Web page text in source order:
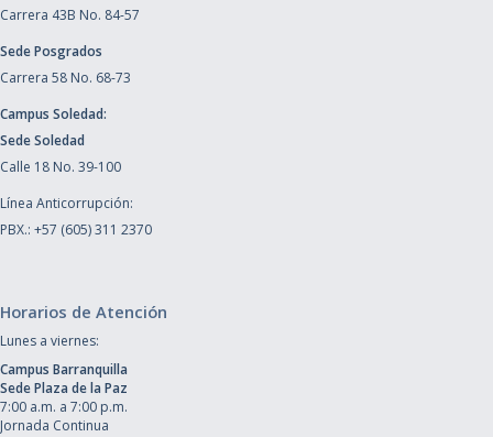
Carrera 43B No. 84-57
Sede Posgrados
Carrera 58 No. 68-73
Campus Soledad:
Sede Soledad
Calle 18 No. 39-100
Línea Anticorrupción:
PBX.: +57 (605) 311 2370
Horarios de Atención
Lunes a viernes:
Campus Barranquilla
Sede Plaza de la Paz
7:00 a.m. a 7:00 p.m.
Jornada Continua